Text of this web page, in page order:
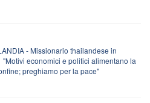
- Missionario thailandese in
economici e politici alimentano la
preghiamo per la pace"